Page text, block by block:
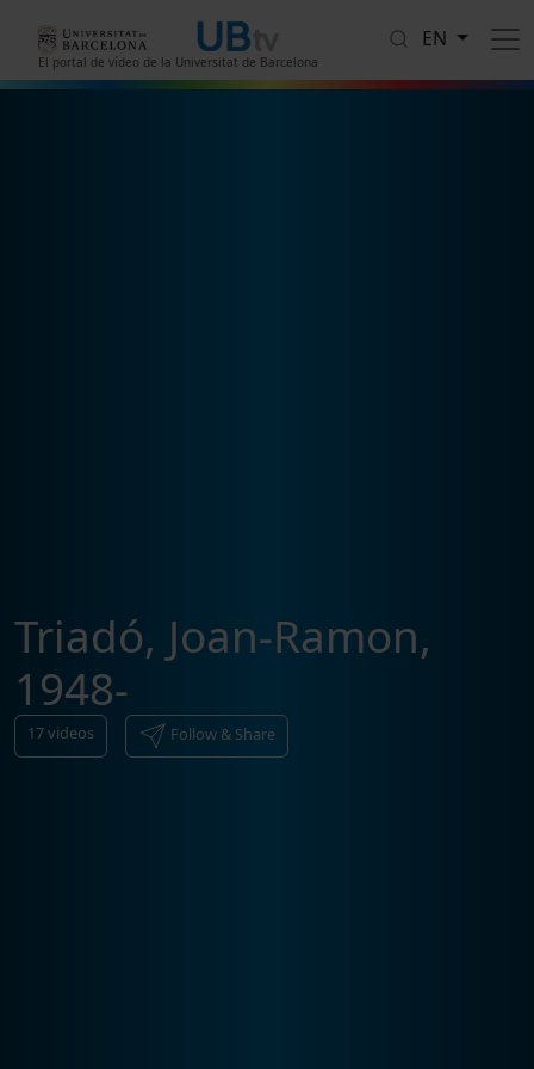
El portal de vídeo de la Universitat de Barcelona
EN
Triadó, Joan-Ramon,
1948-
17videos Follow & Share